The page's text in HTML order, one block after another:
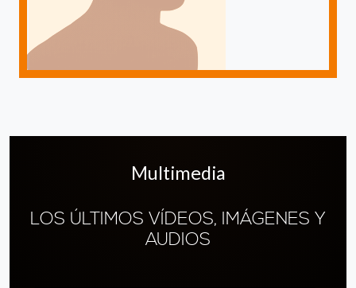
Multimedia
LOS ÚLTIMOS VÍDEOS, IMÁGENES Y
AUDIOS